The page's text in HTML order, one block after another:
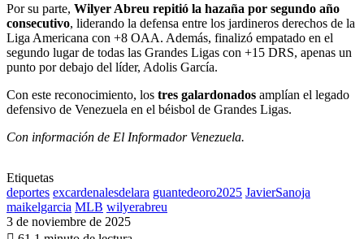
Por su parte, Wilyer Abreu repitió la hazaña por segundo año
consecutivo, liderando la defensa entre los jardineros derechos de la
Liga Americana con +8 OAA. Además, finalizó empatado en el
segundo lugar de todas las Grandes Ligas con +15 DRS, apenas un
punto por debajo del líder, Adolis García.
Con este reconocimiento, los tres galardonados amplían el legado
defensivo de Venezuela en el béisbol de Grandes Ligas.
Con información de El Informador Venezuela.
Etiquetas
deportes excardenalesdelara guantedeoro2025 JavierSanoja
maikelgarcia MLB wilyerabreu
3 de noviembre de 2025